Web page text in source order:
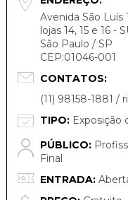
Avenida São Luís
lojas 14, 15 e 16 -
São Paulo / SP
CEP:01046-001
CONTATOS:
(11) 98158-1881
TIPO:Exposição
PÚBLICO:
Final
ENTRADA: